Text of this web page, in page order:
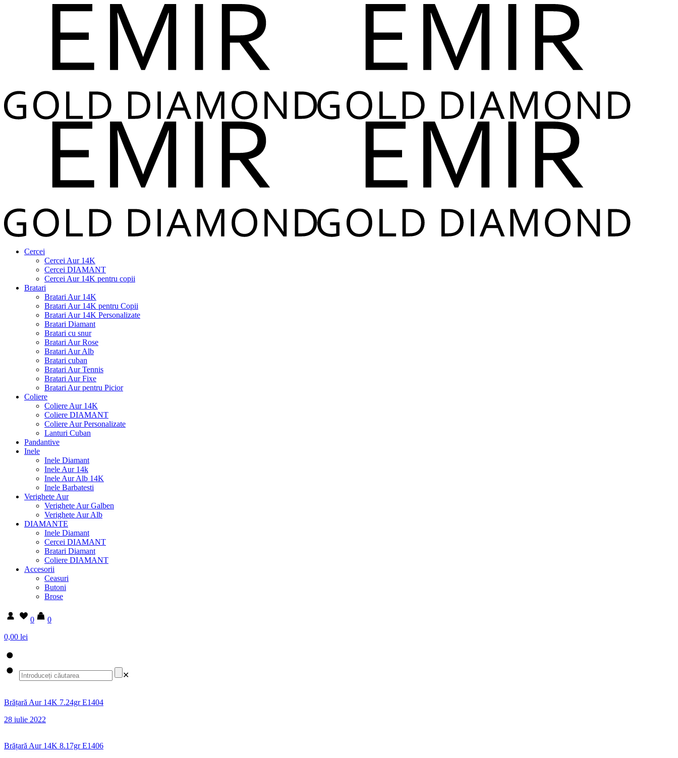
Cercei
Cercei Aur 14K
Cercei DIAMANT
Cercei Aur 14K pentru copii
Bratari
Bratari Aur 14K
Bratari Aur 14K pentru Copii
Bratari Aur 14K Personalizate
Bratari Diamant
Bratari cu snur
Bratari Aur Rose
Bratari Aur Alb
Bratari cuban
Bratari Aur Tennis
Bratari Aur Fixe
Bratari Aur pentru Picior
Coliere
Coliere Aur 14K
Coliere DIAMANT
Coliere Aur Personalizate
Lanturi Cuban
Pandantive
Inele
Inele Diamant
Inele Aur 14k
Inele Aur Alb 14K
Inele Barbatesti
Verighete Aur
Verighete Aur Galben
Verighete Aur Alb
DIAMANTE
Inele Diamant
Cercei DIAMANT
Bratari Diamant
Coliere DIAMANT
Accesorii
Ceasuri
Butoni
Brose
0
0
0,00 lei
✕
Brățară Aur 14K 7.24gr E1404
28 iulie 2022
Brățară Aur 14K 8.17gr E1406